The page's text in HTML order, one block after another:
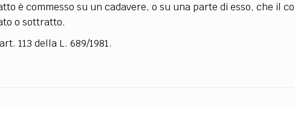
è commesso su un cadavere, o su una parte di esso, che il
o sottratto.
113 della L. 689/1981.